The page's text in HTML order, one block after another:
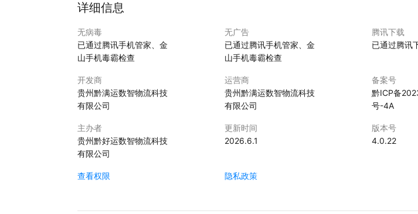
详细信息
无病毒
已通过腾讯手机管家、金
山手机毒霸检查
无广告
已通过腾讯手机管家、金
山手机毒霸检查
腾讯下载
已通过腾讯
开发商
贵州黔满运数智物流科技
有限公司
运营商
贵州黔满运数智物流科技
有限公司
备案号
黔ICP备
号-4A
主办者
贵州黔好运数智物流科技
有限公司
更新时间
2026.6.1
版本号
4.0.22
查看权限 隐私政策